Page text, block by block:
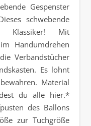
Gespenster
schwebende
Klassiker! Mit
Handumdrehen
Verbandstücher
Es lohnt
Material
du alle hier.*
des Ballons
zur Tuchgröße